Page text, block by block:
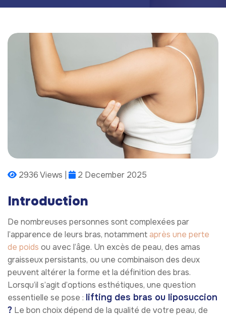
2936 Views | 2 December 2025
Introduction
De nombreuses personnes sont complexées par
l’apparence de leurs bras, notammentaprès une perte
de poids ou avec l’âge. Un excès de peau, des amas
graisseux persistants, ou une combinaison des deux
peuvent altérer la forme et la définition des bras.
Lorsqu’il s’agit d’options esthétiques, une question
essentielle se pose : lifting des bras ou liposuccion
? Le bon choix dépend de la qualité de votre peau, de